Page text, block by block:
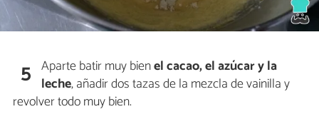
5 Aparte batir muy bienel cacao, el azúcar y la
leche, añadir dos tazas de la mezcla de vainilla y
revolver todo muy bien.